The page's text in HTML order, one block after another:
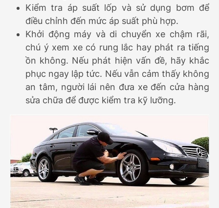
Kiểm tra áp suất lốp và sử dụng bơm để
điều chỉnh đến mức áp suất phù hợp.
Khởi động máy và di chuyển xe chậm rãi,
chú ý xem xe có rung lắc hay phát ra tiếng
ồn không. Nếu phát hiện vấn đề, hãy khắc
phục ngay lập tức. Nếu vẫn cảm thấy không
an tâm, người lái nên đưa xe đến cửa hàng
sửa chữa để được kiểm tra kỹ lưỡng.